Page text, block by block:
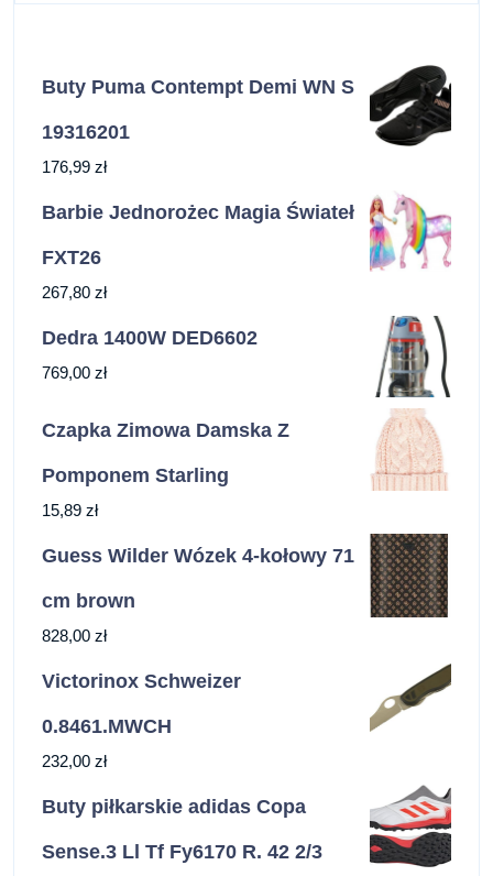
Buty Puma Contempt Demi WN S
19316201
176,99 zł
Barbie Jednorożec Magia Świateł
FXT26
267,80 zł
Dedra 1400W DED6602
769,00 zł
Czapka Zimowa Damska Z
Pomponem Starling
15,89 zł
Guess Wilder Wózek 4-kołowy 71
cm brown
828,00 zł
Victorinox Schweizer
0.8461.MWCH
232,00 zł
Buty piłkarskie adidas Copa
Sense.3 Ll Tf Fy6170 R. 42 2/3